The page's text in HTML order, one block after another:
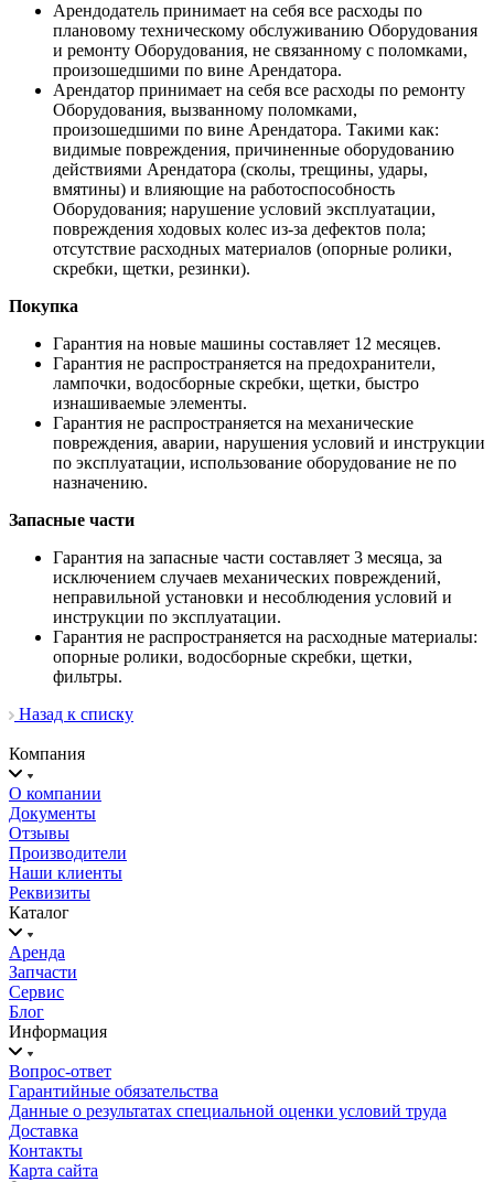
Арендодатель принимает на себя все расходы по
плановому техническому обслуживанию Оборудования
и ремонту Оборудования, не связанному с поломками,
произошедшими по вине Арендатора.
Арендатор принимает на себя все расходы по ремонту
Оборудования, вызванному поломками,
произошедшими по вине Арендатора. Такими как:
видимые повреждения, причиненные оборудованию
действиями Арендатора (сколы, трещины, удары,
вмятины) и влияющие на работоспособность
Оборудования; нарушение условий эксплуатации,
повреждения ходовых колес из-за дефектов пола;
отсутствие расходных материалов (опорные ролики,
скребки, щетки, резинки).
Покупка
Гарантия на новые машины составляет 12 месяцев.
Гарантия не распространяется на предохранители,
лампочки, водосборные скребки, щетки, быстро
изнашиваемые элементы.
Гарантия не распространяется на механические
повреждения, аварии, нарушения условий и инструкции
по эксплуатации, использование оборудование не по
назначению.
Запасные части
Гарантия на запасные части составляет 3 месяца, за
исключением случаев механических повреждений,
неправильной установки и несоблюдения условий и
инструкции по эксплуатации.
Гарантия не распространяется на расходные материалы:
опорные ролики, водосборные скребки, щетки,
фильтры.
Назад к списку
Компания
О компании
Документы
Отзывы
Производители
Наши клиенты
Реквизиты
Каталог
Аренда
Запчасти
Сервис
Блог
Информация
Вопрос-ответ
Гарантийные обязательства
Данные о результатах специальной оценки условий труда
Доставка
Контакты
Карта сайта